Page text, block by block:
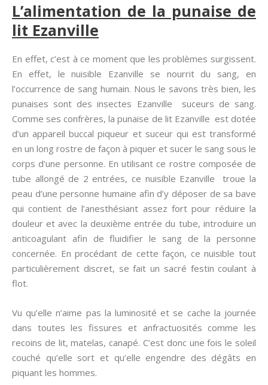
L’alimentation de la punaise de
lit Ezanville
En effet, c’est à ce moment que les problèmes surgissent.
En effet, le nuisible Ezanville se nourrit du sang, en
l’occurrence de sang humain. Nous le savons très bien, les
punaises sont des insectes Ezanville suceurs de sang.
Comme ses confrères, la punaise de lit Ezanville est dotée
d’un appareil buccal piqueur et suceur qui est transformé
en un long rostre de façon à piquer et sucer le sang sous le
corps d’une personne. En utilisant ce rostre composée de
tube allongé de 2 entrées, ce nuisible Ezanville troue la
peau d’une personne humaine afin d’y déposer de sa bave
qui contient de l’anesthésiant assez fort pour réduire la
douleur et avec la deuxième entrée du tube, introduire un
anticoagulant afin de fluidifier le sang de la personne
concernée. En procédant de cette façon, ce nuisible tout
particulièrement discret, se fait un sacré festin coulant à
flot.
Vu qu’elle n’aime pas la luminosité et se cache la journée
dans toutes les fissures et anfractuosités comme les
recoins de lit, matelas, canapé. C’est donc une fois le soleil
couché qu’elle sort et qu’elle engendre des dégâts en
piquant les hommes.